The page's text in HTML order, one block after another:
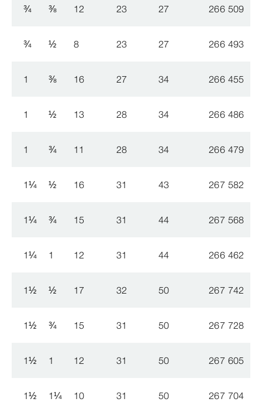
¾ ⅜ 12 23 27 266 509
¾ ½ 8 23 27 266 493
1 ⅜ 16 27 34 266 455
1 ½ 13 28 34 266 486
1 ¾ 11 28 34 266 479
1¼ ½ 16 31 43 267 582
1¼ ¾ 15 31 44 267 568
1¼ 1 12 31 44 266 462
1½ ½ 17 32 50 267 742
1½ ¾ 15 31 50 267 728
1½ 1 12 31 50 267 605
1½ 1¼ 10 31 50 267 704